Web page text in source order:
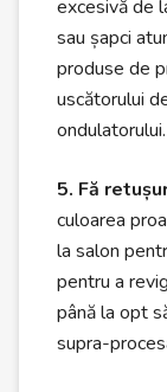
excesivă de
sau șapci
produse de
uscătorului
ondulatorului.
5. Fă
culoarea
la salon
pentru a
până la opt
supra-